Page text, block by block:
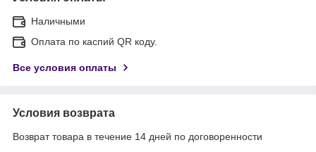
Наличными
Оплата по каспий QR коду.
Все условия оплаты
Условия возврата
Возврат товара в течение 14 дней по договоренности